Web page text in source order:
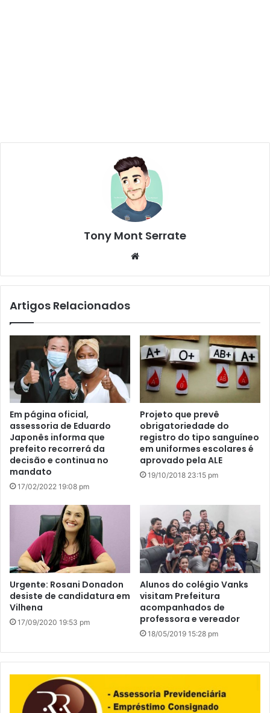
Tony Mont Serrate
te
Artigos Relacionados
Em página oficial,
assessoria de Eduardo
Japonês informa que
prefeito recorrerá da
decisão e continua no
mandato
17/02/2022 19:08 pm
Projeto que prevê
obrigatoriedade do
registro do tipo sanguíneo
em uniformes escolares é
aprovado pela ALE
19/10/2018 23:15 pm
Urgente: Rosani Donadon
desiste de candidatura em
Vilhena
17/09/2020 19:53 pm
Alunos do colégio Vanks
visitam Prefeitura
acompanhados de
professora e vereador
18/05/2019 15:28 pm